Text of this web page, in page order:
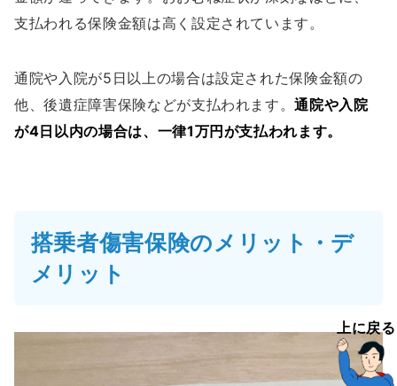
支払われる保険金額は高く設定されています。
通院や入院が5日以上の場合は設定された保険金額の
他、後遺症障害保険などが支払われます。通院や入院
が4日以内の場合は、一律1万円が支払われます。
搭乗者傷害保険のメリット・デ
メリット
上に戻る